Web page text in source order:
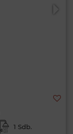
1 Sdb.